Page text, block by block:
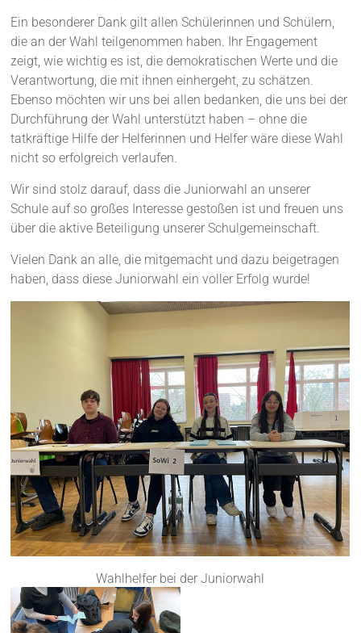
Ein besonderer Dank gilt allen Schülerinnen und Schülern,
die an der Wahl teilgenommen haben. Ihr Engagement
zeigt, wie wichtig es ist, die demokratischen Werte und die
Verantwortung, die mit ihnen einhergeht, zu schätzen.
Ebenso möchten wir uns bei allen bedanken, die uns bei der
Durchführung der Wahl unterstützt haben – ohne die
tatkräftige Hilfe der Helferinnen und Helfer wäre diese Wahl
nicht so erfolgreich verlaufen.
Wir sind stolz darauf, dass die Juniorwahl an unserer
Schule auf so großes Interesse gestoßen ist und freuen uns
über die aktive Beteiligung unserer Schulgemeinschaft.
Vielen Dank an alle, die mitgemacht und dazu beigetragen
haben, dass diese Juniorwahl ein voller Erfolg wurde!
Wahlhelfer bei der Juniorwahl